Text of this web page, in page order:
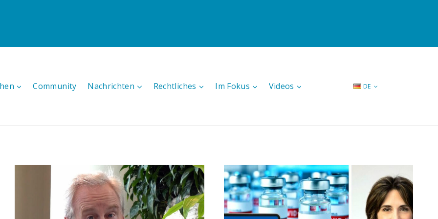
Community Nachrichten Rechtliches Im Fokus Videos DE